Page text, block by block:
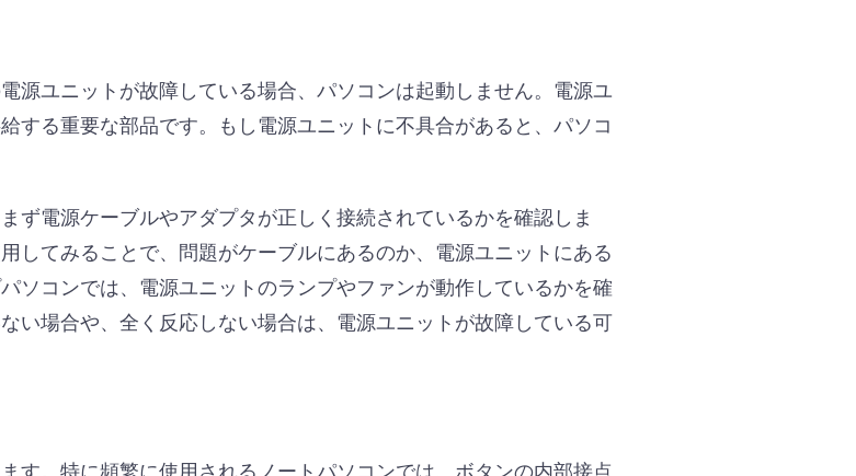
源ユニットが故障している場合、パソコンは起動しません。電源ユ
する重要な部品です。もし電源ユニットに不具合があると、パソコ
ず電源ケーブルやアダプタが正しく接続されているかを確認しま
してみることで、問題がケーブルにあるのか、電源ユニットにある
ソコンでは、電源ユニットのランプやファンが動作しているかを確
い場合や、全く反応しない場合は、電源ユニットが故障している可
す。特に頻繁に使用されるノートパソコンでは、ボタンの内部接点